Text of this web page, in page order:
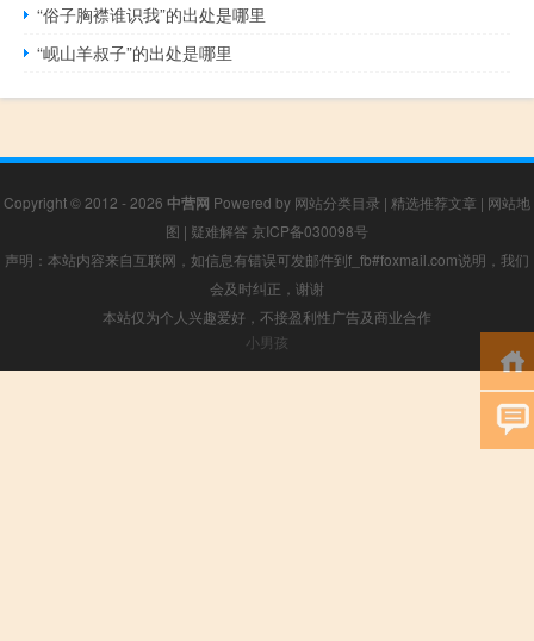
“俗子胸襟谁识我”的出处是哪里
“岘山羊叔子”的出处是哪里
Copyright © 2012 - 2026 中营网 Powered by 网站分类目录 | 精选推荐文章 | 网站地
图 | 疑难解答 京ICP备030098号
声明：本站内容来自互联网，如信息有错误可发邮件到f_fb#foxmail.com说明，我们
会及时纠正，谢谢
本站仅为个人兴趣爱好，不接盈利性广告及商业合作
小男孩